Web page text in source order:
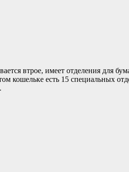
втрое, имеет отделения для
кошельке есть 15 специальных